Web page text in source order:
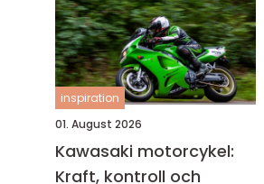
inspiration
01. August 2026
Kawasaki motorcykel:
Kraft, kontroll och